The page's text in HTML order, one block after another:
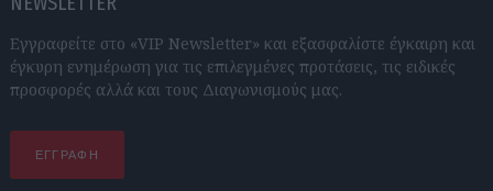
Εγγραφείτε στο «VIP Newsletter» και εξασφαλίστε έγκαιρη και
έγκυρη ενημέρωση για τις επιλεγμένες προτάσεις, τις ειδικές
προσφορές αλλά και τους Διαγωνισμούς μας.
ΕΓΓΡΑΦΗ